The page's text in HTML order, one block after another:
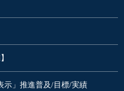
示」推進普及/目標/実績